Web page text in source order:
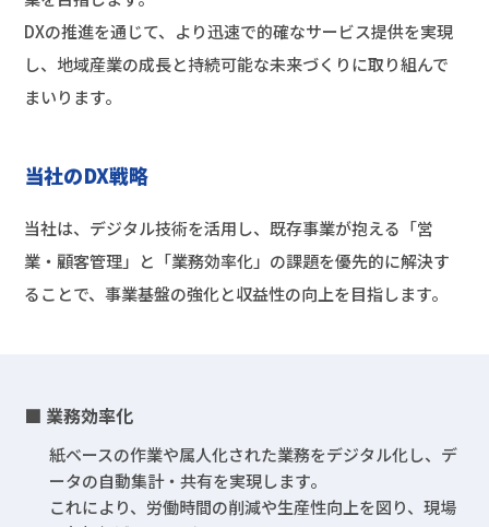
DXの推進を通じて、より迅速で的確なサービス提供を実現
し、地域産業の成長と持続可能な未来づくりに取り組んで
まいります。
当社のDX戦略
当社は、デジタル技術を活用し、既存事業が抱える「営
業・顧客管理」と「業務効率化」の課題を優先的に解決す
ることで、事業基盤の強化と収益性の向上を目指します。
■ 業務効率化
紙ベースの作業や属人化された業務をデジタル化し、デ
ータの自動集計・共有を実現します。
これにより、労働時間の削減や生産性向上を図り、現場